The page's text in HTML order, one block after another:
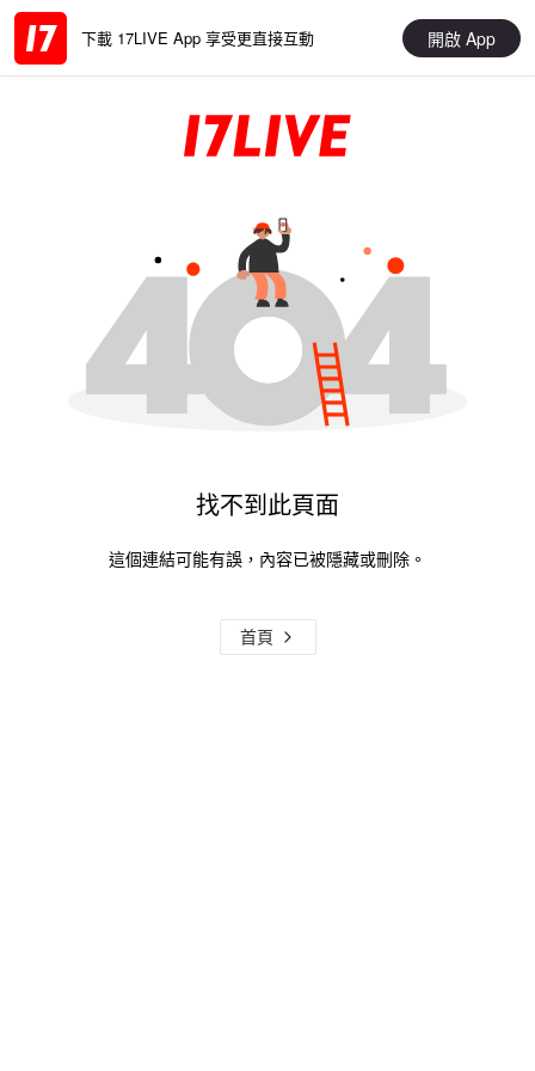
下載 17LIVE App 享受更直接互動 開啟 App
找不到此頁面
這個連結可能有誤，內容已被隱藏或刪除。
首頁